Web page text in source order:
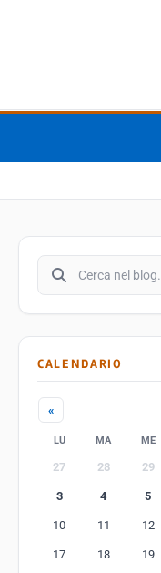
Cerca nel blog
CALENDARIO
«
LU MA ME
27 28 29
3 4 5
10 11 12
17 18 19